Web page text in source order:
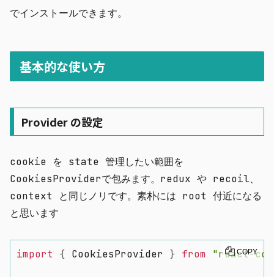
でインストールできます。
基本的な使い方
Provider の設定
cookie を state 管理したい範囲を
CookiesProviderで包みます。redux や recoil、
context と同じノリです。素朴には root 付近になる
と思います
import { CookiesProvider } from "react-
COPY